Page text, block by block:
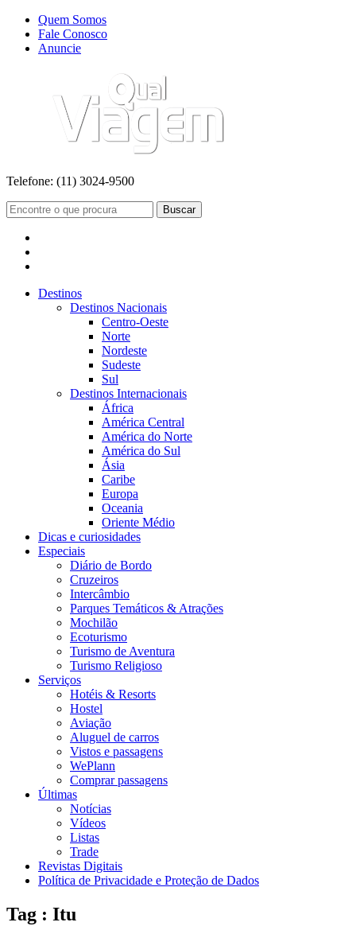
Quem Somos
Fale Conosco
Anuncie
Telefone: (11) 3024-9500
Buscar
Destinos
Destinos Nacionais
Centro-Oeste
Norte
Nordeste
Sudeste
Sul
Destinos Internacionais
África
América Central
América do Norte
América do Sul
Ásia
Caribe
Europa
Oceania
Oriente Médio
Dicas e curiosidades
Especiais
Diário de Bordo
Cruzeiros
Intercâmbio
Parques Temáticos & Atrações
Mochilão
Ecoturismo
Turismo de Aventura
Turismo Religioso
Serviços
Hotéis & Resorts
Hostel
Aviação
Aluguel de carros
Vistos e passagens
WePlann
Comprar passagens
Últimas
Notícias
Vídeos
Listas
Trade
Revistas Digitais
Política de Privacidade e Proteção de Dados
Tag : Itu